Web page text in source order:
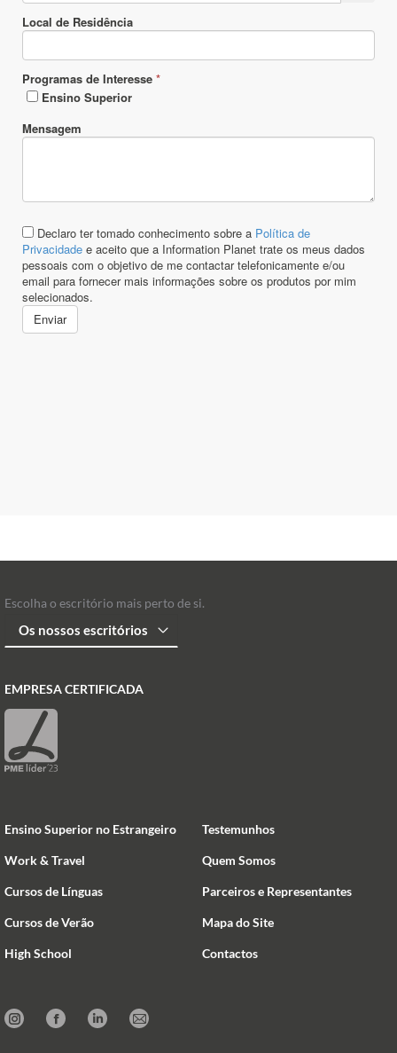
Escolha o escritório mais perto de si.
EMPRESA CERTIFICADA
Ensino Superior no Estrangeiro
Work & Travel
Cursos de Línguas
Cursos de Verão
High School
Testemunhos
Quem Somos
Parceiros e Representantes
Mapa do Site
Contactos
InstagramFacebookLinkedinMail